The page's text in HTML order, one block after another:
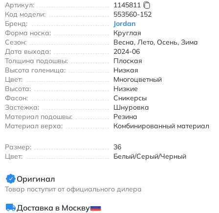
комфортную посадку, а низкий крой делает обувь легкой и
универсальной для всех сезонов. Подходит для прогулок,
занятий спортом и посещения школы. Воздухопроницаемая
конструкция сохраняет ноги сухими в течение всего дня.
Классический дизайн с узнаваемым логотипом Jordan
подчеркивает современный и модный образ. Идеальное
сочетание стиля, комфорта и функциональности для юных
любителей активного отдыха. Джордан Эйр Джордан 1
детские кроссовки бело-серо-черные с антискользящей
подошвой и износостойким материалом
Артикул:
1145811
Код модели:
553560-152
Бренд:
Jordan
Форма носка:
Круглая
Сезон:
Весна, Лето, Осень, Зима
Дата выхода:
2024-06
Толщина подошвы:
Плоская
Высота голенища:
Низкая
Цвет:
Многоцветный
Высота:
Низкие
Фасон:
Сникерсы
Застежка:
Шнуровка
Материал подошвы:
Резина
Материал верха:
Комбинированный материал
Размер:
36
Цвет:
Белый/Серый/Черный
Оригинал
Товар поступит от официального дилера
Доставка в Москву